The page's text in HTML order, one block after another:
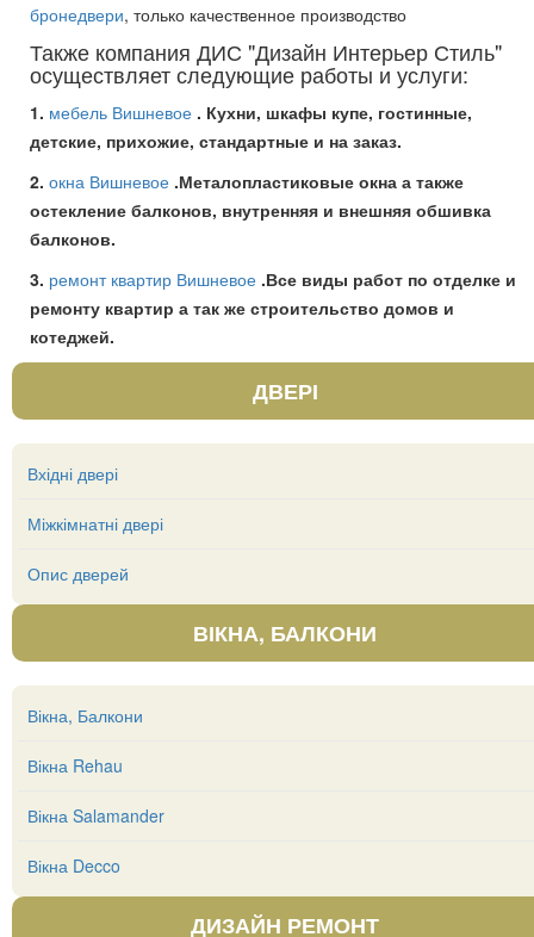
бронедвери, только качественное производство
Также компания ДИС "Дизайн Интерьер Стиль"
осуществляет следующие работы и услуги:
1. мебель Вишневое . Кухни, шкафы купе, гостинные,
детские, прихожие, стандартные и на заказ.
2. окна Вишневое .Металопластиковые окна а также
остекление балконов, внутренняя и внешняя обшивка
балконов.
3. ремонт квартир Вишневое .Все виды работ по отделке и
ремонту квартир а так же строительство домов и
котеджей.
ДВЕРІ
Вхідні двері
Міжкімнатні двері
Опис дверей
ВІКНА, БАЛКОНИ
Вікна, Балкони
Вікна Rehau
Вікна Salamander
Вікна Decco
ДИЗАЙН РЕМОНТ